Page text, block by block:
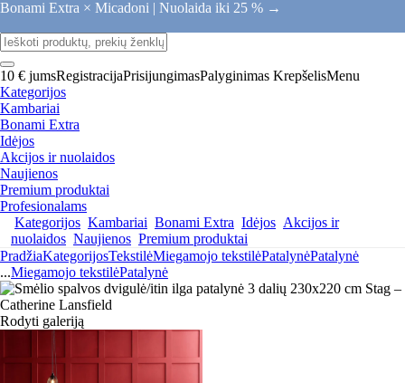
Bonami Extra × Micadoni | Nuolaida iki 25 % →
10 € jumsRegistracijaPrisijungimasPalyginimas KrepšelisMenu
Kategorijos
Kambariai
Bonami Extra
Idėjos
Akcijos ir nuolaidos
Naujienos
Premium produktai
Profesionalams
Kategorijos Kambariai Bonami Extra Idėjos Akcijos ir
nuolaidos Naujienos Premium produktai
PradžiaKategorijosTekstilėMiegamojo tekstilėPatalynėPatalynė
...Miegamojo tekstilėPatalynė
Rodyti galeriją